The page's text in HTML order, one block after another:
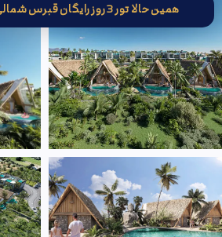
همین حالا تور 3 روز رایگان قبرس شمالی را رزرو کنید